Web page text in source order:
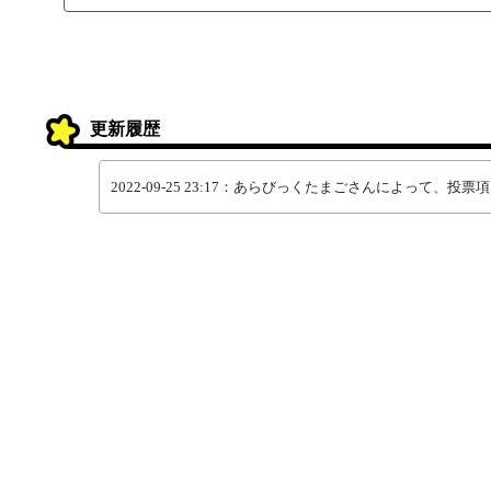
更新履歴
2022-09-25 23:17：あらびっくたまごさんによって、投票項